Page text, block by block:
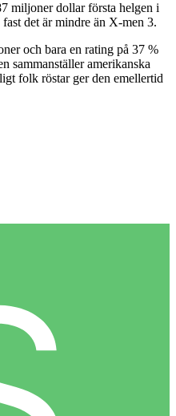
miljoner dollar första helgen i
det är mindre än X-men 3.
och bara en rating på 37 %
sammanställer amerikanska
folk röstar ger den emellertid